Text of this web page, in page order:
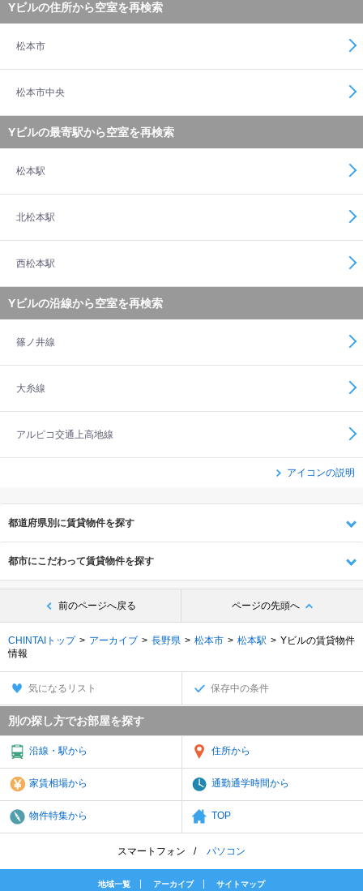
Yビルの住所から空室を再検索
松本市
松本市中央
Yビルの最寄駅から空室を再検索
松本駅
北松本駅
西松本駅
Yビルの沿線から空室を再検索
篠ノ井線
大糸線
アルピコ交通上高地線
アイコンの説明
都道府県別に賃貸物件を探す
都市にこだわって賃貸物件を探す
前のページへ戻る ページの先頭へ
CHINTAIトップ アーカイブ 長野県 松本市 松本駅
Yビルの賃貸物件
情報
気になるリスト 保存中の条件
別の探し方でお部屋を探す
沿線・駅から 住所から
家賃相場から 通勤通学時間から
物件特集から TOP
スマートフォン パソコン
地域一覧 アーカイブ サイトマップ